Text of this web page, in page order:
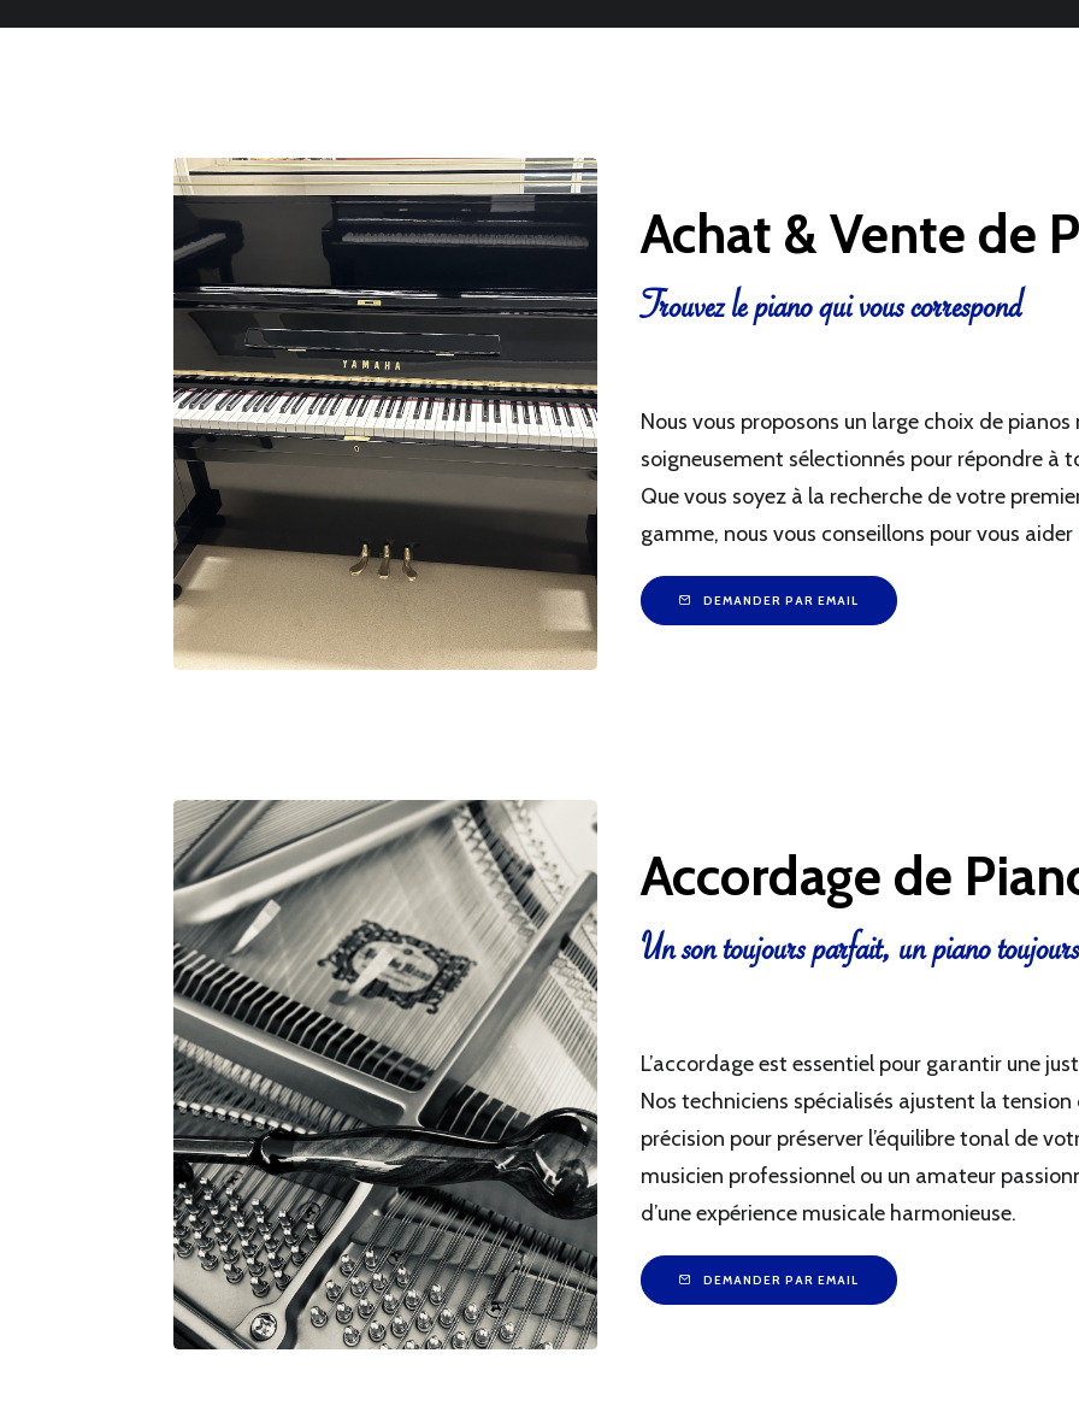
Achat & Vente de
Trouvez le piano qui vous correspond
Nous vous proposons un large choix de pianos
soigneusement sélectionnés pour répondre à
Que vous soyez à la recherche de votre
gamme, nous vous conseillons pour vous
DEMANDER PAR EMAIL
Accordage de
Un son toujours parfait, un piano
L’accordage est essentiel pour garantir une
Nos techniciens spécialisés ajustent la
précision pour préserver l’équilibre tonal de
musicien professionnel ou un amateur
d’une expérience musicale harmonieuse.
DEMANDER PAR EMAIL